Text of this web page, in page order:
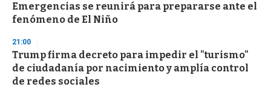
Emergencias se reunirá para prepararse ante el
fenómeno de El Niño
21:00
Trump firma decreto para impedir el "turismo"
de ciudadanía por nacimiento y amplía control
de redes sociales